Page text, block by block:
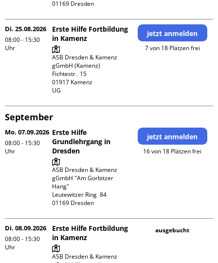
Di. 25.08.2026
08:00 - 15:30
Uhr
Erste Hilfe Fortbildung
in Kamenz
ASB Dresden & Kamenz
gGmbH (Kamenz)
Fichtestr.  15
01917 Kamenz
UG
jetzt anmelden
7 von 18 Plätzen frei
September
Mo. 07.09.2026
08:00 - 15:30
Uhr
Erste Hilfe
Grundlehrgang in
Dresden
ASB Dresden & Kamenz
gGmbH "Am Gorbitzer
Hang"
Leutewitzer Ring  84
jetzt anmelden
16 von 18 Plätzen frei
Di. 08.09.2026
08:00 - 15:30
Uhr
Erste Hilfe Fortbildung
in Kamenz
ASB Dresden & Kamenz
ausgebucht